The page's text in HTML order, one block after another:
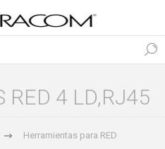
RED 4 LD,RJ45
Herramientas para RED